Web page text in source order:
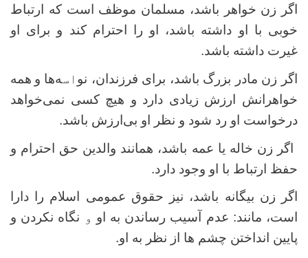
اگر زن خواهر باشد، مسلمان موظف است که ارتباط
خوبی با او داشته باشد، او را احترام کند و برای او
غیرت داشته باشد.
اگر زن مادر بزرگ باشد، برای فرزندان، نو اسه‌ها و همه
خواهرانش ارزش زیادی دارد و هیچ کسی نمی‌خواهد
درخواست او رد شود و نظر او بی‌ارزش باشد.
اگر زن خاله یا عمه باشد، همانند والدین حق احترام و
حفظ ارتباط با او وجود دارد.
اگر زن بیگانه باشد، نیز حقوق عمومی اسلام را دارا
است، مانند: عدم آسیب رساندن به او و نگاه نکردن و
پایین انداختن چشم ها از نظر به او.